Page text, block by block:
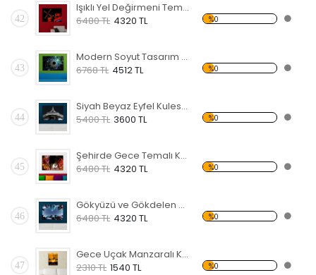
42
Işıklı Yel Değirmeni Temalı Kanvas Tablo
6480 TL 4320 TL %0
43
Modern Soyut Tasarım 12 Temalı Kanvas Tablo
6768 TL 4512 TL %0
44
Siyah Beyaz Eyfel Kulesi Temalı Kanvas Tablo
5400 TL 3600 TL %0
45
Şehirde Gece Temalı Kanvas Tablo
6480 TL 4320 TL %0
46
Gökyüzü ve Gökdelen Temalı Kanvas Tablo
6480 TL 4320 TL %0
47
Gece Uçak Manzaralı Kanvas Tablo
2310 TL 1540 TL %0